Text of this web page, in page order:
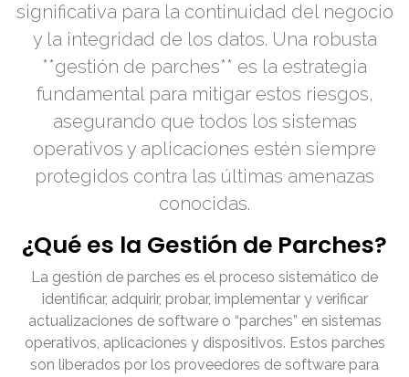
significativa para la continuidad del negocio
y la integridad de los datos. Una robusta
**gestión de parches** es la estrategia
fundamental para mitigar estos riesgos,
asegurando que todos los sistemas
operativos y aplicaciones estén siempre
protegidos contra las últimas amenazas
conocidas.
¿Qué es la Gestión de Parches?
La gestión de parches es el proceso sistemático de
identificar, adquirir, probar, implementar y verificar
actualizaciones de software o “parches” en sistemas
operativos, aplicaciones y dispositivos. Estos parches
son liberados por los proveedores de software para